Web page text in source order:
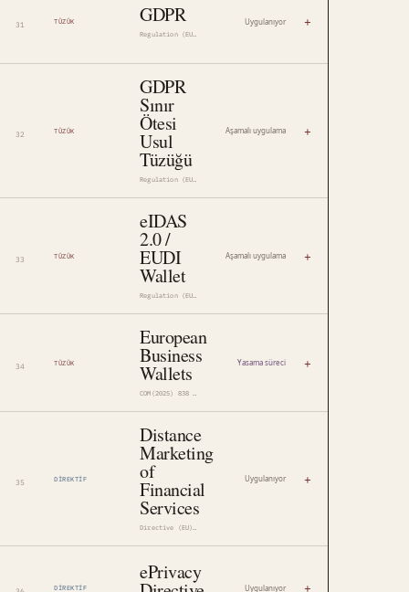
TÜZÜK GDPR Uygulanıyor +
TÜZÜK
GDPR
Sınır
Ötesi
Usul
Tüzüğü
Regulation (EU) 2025/2518
Aşamalı uygulama +
TÜZÜK
eIDAS
2.0 /
EUDI
Wallet
Regulation (EU) 2024/1183
Aşamalı uygulama +
TÜZÜK
European
Business
Wallets
COM(2025) 838 · 2025/0358(COD)
Yasama süreci +
DIREKTIF
Distance
Marketing
of
Financial
Services
Directive (EU) 2023/2673
Uygulanıyor +
DIREKTIF
ePrivacy
Uygulanıyor +